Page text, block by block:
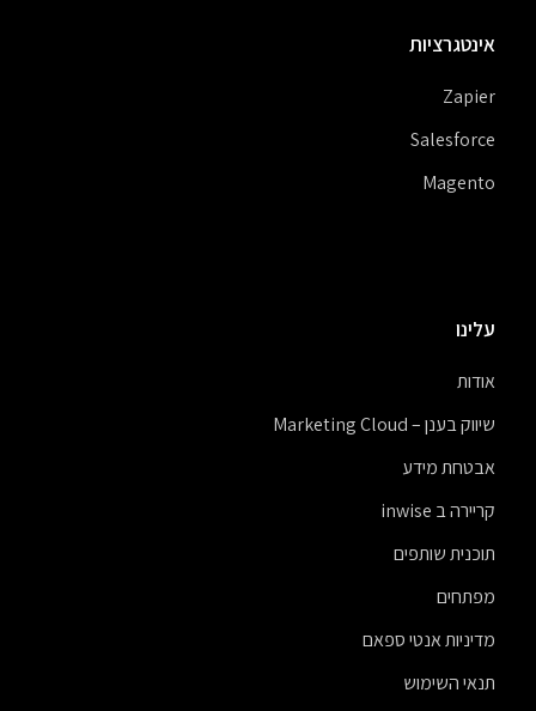
אינטגרציות
Zapier
Salesforce
Magento
עלינו
אודות
שיווק בענן – Marketing Cloud
אבטחת מידע
קריירה ב inwise
תוכנית שותפים
מפתחים
מדיניות אנטי ספאם
תנאי השימוש